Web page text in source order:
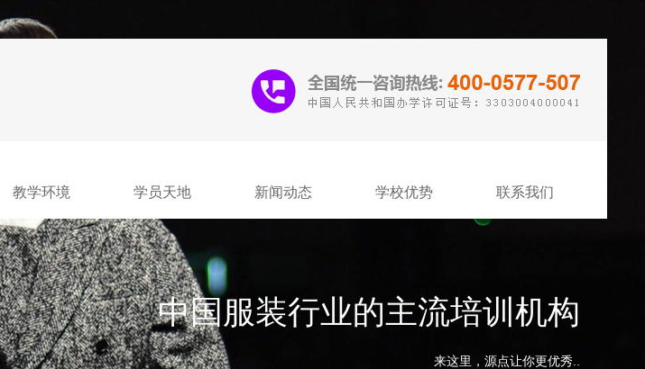
教学环境 学员天地 新闻动态 学校优势 联系我们
中国服装行业的主流培训机构
来这里，源点让你更优秀..